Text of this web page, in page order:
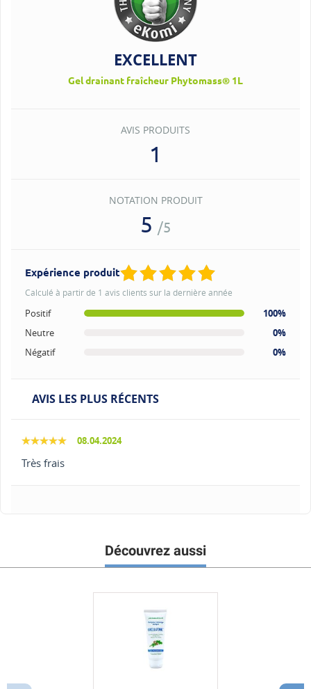
EXCELLENT
Gel drainant fraîcheur Phytomass® 1L
AVIS PRODUITS
1
NOTATION PRODUIT
5 /5
Expérience produit
Calculé à partir de 1 avis clients sur la dernière année
Positif
100%
Neutre
0%
Négatif
0%
AVIS LES PLUS RÉCENTS
08.04.2024
Très frais
Découvrez aussi